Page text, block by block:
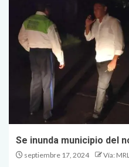
Se inunda municipio del
septiembre 17, 2024 Vía: